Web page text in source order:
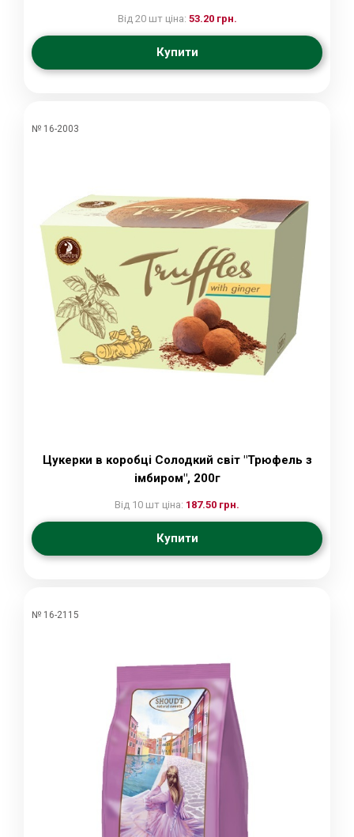
Від 20 шт ціна: 53.20 грн.
Купити
№ 16-2003
Цукерки в коробці Солодкий світ "Трюфель з
імбиром", 200г
Від 10 шт ціна: 187.50 грн.
Купити
№ 16-2115